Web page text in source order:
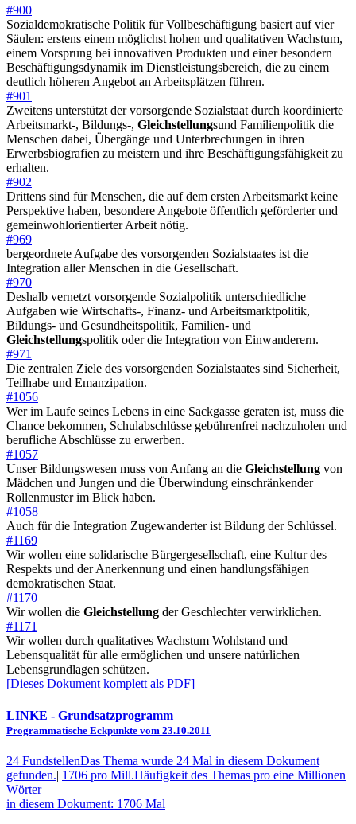
#900
Sozialdemokratische Politik für Vollbeschäftigung basiert auf vier
Säulen: erstens einem möglichst hohen und qualitativen Wachstum,
einem Vorsprung bei innovativen Produkten und einer besondern
Beschäftigungsdynamik im Dienstleistungsbereich, die zu einem
deutlich höheren Angebot an Arbeitsplätzen führen.
#901
Zweitens unterstützt der vorsorgende Sozialstaat durch koordinierte
Arbeitsmarkt-, Bildungs-, Gleichstellungsund Familienpolitik die
Menschen dabei, Übergänge und Unterbrechungen in ihren
Erwerbsbiografien zu meistern und ihre Beschäftigungsfähigkeit zu
erhalten.
#902
Drittens sind für Menschen, die auf dem ersten Arbeitsmarkt keine
Perspektive haben, besondere Angebote öffentlich geförderter und
gemeinwohlorientierter Arbeit nötig.
#969
bergeordnete Aufgabe des vorsorgenden Sozialstaates ist die
Integration aller Menschen in die Gesellschaft.
#970
Deshalb vernetzt vorsorgende Sozialpolitik unterschiedliche
Aufgaben wie Wirtschafts-, Finanz- und Arbeitsmarktpolitik,
Bildungs- und Gesundheitspolitik, Familien- und
Gleichstellungspolitik oder die Integration von Einwanderern.
#971
Die zentralen Ziele des vorsorgenden Sozialstaates sind Sicherheit,
Teilhabe und Emanzipation.
#1056
Wer im Laufe seines Lebens in eine Sackgasse geraten ist, muss die
Chance bekommen, Schulabschlüsse gebührenfrei nachzuholen und
berufliche Abschlüsse zu erwerben.
#1057
Unser Bildungswesen muss von Anfang an die Gleichstellung von
Mädchen und Jungen und die Überwindung einschränkender
Rollenmuster im Blick haben.
#1058
Auch für die Integration Zugewanderter ist Bildung der Schlüssel.
#1169
Wir wollen eine solidarische Bürgergesellschaft, eine Kultur des
Respekts und der Anerkennung und einen handlungsfähigen
demokratischen Staat.
#1170
Wir wollen die Gleichstellung der Geschlechter verwirklichen.
#1171
Wir wollen durch qualitatives Wachstum Wohlstand und
Lebensqualität für alle ermöglichen und unsere natürlichen
Lebensgrundlagen schützen.
[Dieses Dokument komplett als PDF]
LINKE - Grundsatzprogramm
Programmatische Eckpunkte vom 23.10.2011
24 FundstellenDas Thema wurde 24 Mal in diesem Dokument
gefunden.| 1706 pro Mill.Häufigkeit des Themas pro eine Millionen
Wörter
in diesem Dokument: 1706 Mal